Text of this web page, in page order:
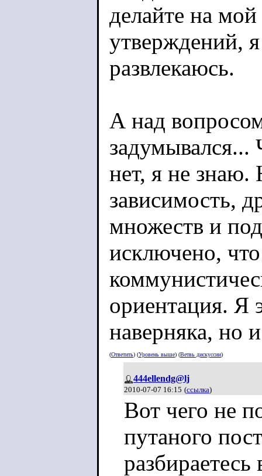
делайте на мой
утверждений,
развлекаюсь.
А над
задумывался...
нет, я не знаю.
зависимость,
множеств и
исключено,
ориентация. Я
наверняка, но
(Ответить) (Уровень выше) (Ветвь дискуссии)
444ellendg@lj
2010-07-07 16:15 (ссылка)
Вот чего не
путаного
разбираетесь